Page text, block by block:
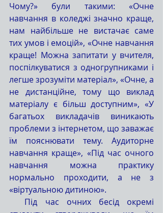
Чому?» були такими: «Очне
навчання в коледжі значно краще,
нам найбільше не вистачає саме
тих умов і емоцій», «Очне навчання
краще! Можна запитати у вчителя,
поспілкуватися з одногрупниками і
легше зрозуміти матеріал», «Очне, а
не дистанційне, тому що виклад
матеріалу є більш доступним», «У
багатьох викладачів виникають
проблеми з інтернетом, що заважає
їм пояснювати тему. Аудиторне
навчання краще», «Під час очного
навчання можна практику
нормально проходити, а не з
«віртуальною дитиною».